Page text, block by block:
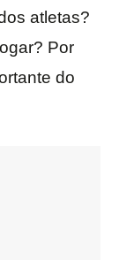
atletas?
Por
do